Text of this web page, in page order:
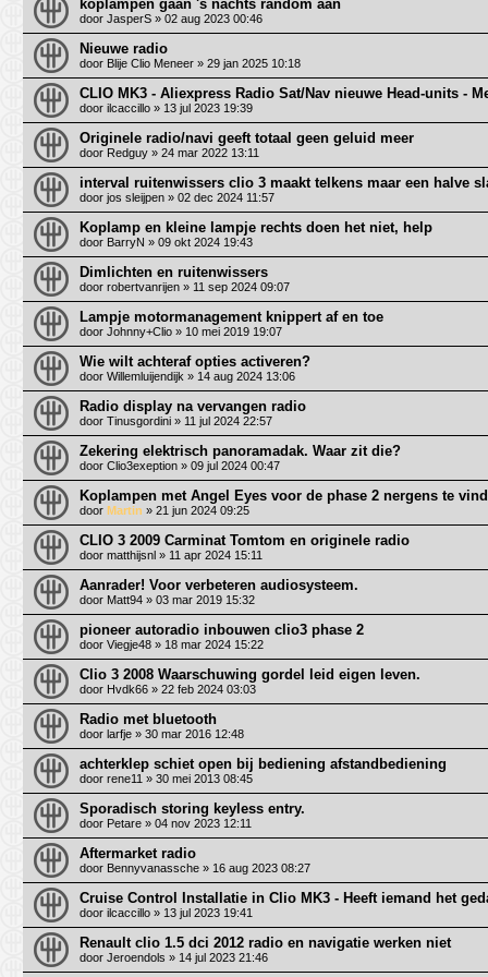
koplampen gaan 's nachts random aan
door JasperS » 02 aug 2023 00:46
Nieuwe radio
door Blije Clio Meneer » 29 jan 2025 10:18
CLIO MK3 - Aliexpress Radio Sat/Nav nieuwe Head-units -
door ilcaccillo » 13 jul 2023 19:39
Originele radio/navi geeft totaal geen geluid meer
door Redguy » 24 mar 2022 13:11
interval ruitenwissers clio 3 maakt telkens maar een halve
door jos sleijpen » 02 dec 2024 11:57
Koplamp en kleine lampje rechts doen het niet, help
door BarryN » 09 okt 2024 19:43
Dimlichten en ruitenwissers
door robertvanrijen » 11 sep 2024 09:07
Lampje motormanagement knippert af en toe
door Johnny+Clio » 10 mei 2019 19:07
Wie wilt achteraf opties activeren?
door Willemluijendijk » 14 aug 2024 13:06
Radio display na vervangen radio
door Tinusgordini » 11 jul 2024 22:57
Zekering elektrisch panoramadak. Waar zit die?
door Clio3exeption » 09 jul 2024 00:47
Koplampen met Angel Eyes voor de phase 2 nergens te
door Martin » 21 jun 2024 09:25
CLIO 3 2009 Carminat Tomtom en originele radio
door matthijsnl » 11 apr 2024 15:11
Aanrader! Voor verbeteren audiosysteem.
door Matt94 » 03 mar 2019 15:32
pioneer autoradio inbouwen clio3 phase 2
door Viegje48 » 18 mar 2024 15:22
Clio 3 2008 Waarschuwing gordel leid eigen leven.
door Hvdk66 » 22 feb 2024 03:03
Radio met bluetooth
door larfje » 30 mar 2016 12:48
achterklep schiet open bij bediening afstandbediening
door rene11 » 30 mei 2013 08:45
Sporadisch storing keyless entry.
door Petare » 04 nov 2023 12:11
Aftermarket radio
door Bennyvanassche » 16 aug 2023 08:27
Cruise Control Installatie in Clio MK3 - Heeft iemand het
door ilcaccillo » 13 jul 2023 19:41
Renault clio 1.5 dci 2012 radio en navigatie werken niet
door Jeroendols » 14 jul 2023 21:46